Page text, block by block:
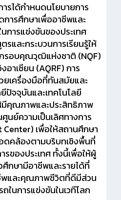
ได้กำหนดนโยบายการ
ารศึกษาเพื่ออาชีพและ
การแข่งขันของประเทศ
และกระบวนการเรียนรู้ให้
อบคุณวุฒิแห่งชาติ (NQF)
าเซียน (AQRF) การ
ยเครื่องมือที่ทันสมัยและ
ปัจจุบันและเทคโนโลยี
คุณภาพและประสิทธิภาพ
นย์ความเป็นเลิศทางการ
เพื่อให้สถานศึกษา
ดคล้องตามบริบทเชิงพื้นที่
ของประเทศ ทั้งนี้เพื่อให้ผู้
กษามีอาชีพและรายได้ที่
พและคุณภาพชีวิตที่ดีมีส่วน
ในการแข่งขันในเวทีโลก